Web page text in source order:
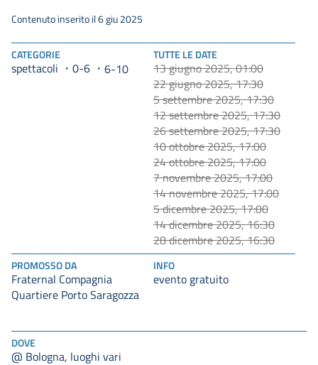
DOVE
@ Bologna, luoghi vari
CATEGORIE
spettacoli 0-6 6-10
TUTTE LE DATE
13 giugno 2025, 01:00
22 giugno 2025, 17:30
5 settembre 2025, 17:30
12 settembre 2025, 17:30
26 settembre 2025, 17:30
10 ottobre 2025, 17:00
24 ottobre 2025, 17:00
7 novembre 2025, 17:00
14 novembre 2025, 17:00
5 dicembre 2025, 17:00
14 dicembre 2025, 16:30
28 dicembre 2025, 16:30
PROMOSSO DA
Fraternal Compagnia
Quartiere Porto Saragozza
INFO
evento gratuito
Contenuto inserito il 6 giu 2025